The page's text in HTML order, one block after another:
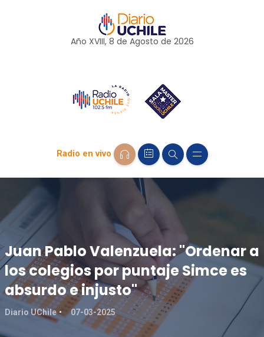
Año XVIII, 8 de Agosto de 2026
Radio en vivo
Juan Pablo Valenzuela: "Ordenar a
los colegios por puntaje Simce es
absurdo e injusto"
Diario UChile 07-03-2025